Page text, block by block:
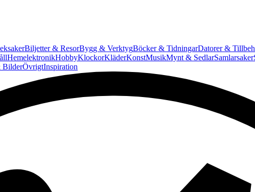
Biljetter & ResorBygg & VerktygBöcker & TidningarDatorer &
HemelektronikHobbyKlockorKläderKonstMusikMynt & SedlarSamlarsaker
BilderÖvrigtInspiration